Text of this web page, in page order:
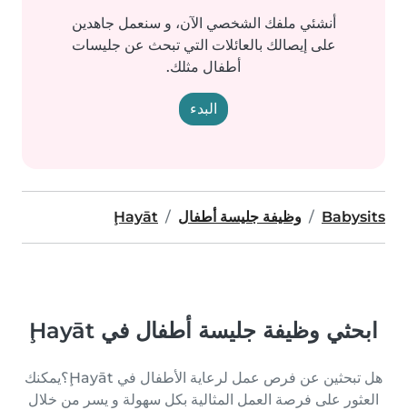
أنشئي ملفك الشخصي الآن، و سنعمل جاهدين
على إيصالك بالعائلات التي تبحث عن جليسات
أطفال مثلك.
البدء
Babysits وظيفة جليسة أطفال Ḩayāt
ابحثي وظيفة جليسة أطفال في Ḩayāt
هل تبحثين عن فرص عمل لرعاية الأطفال في Ḩayāt؟يمكنك
العثور على فرصة العمل المثالية بكل سهولة و يسر من خلال